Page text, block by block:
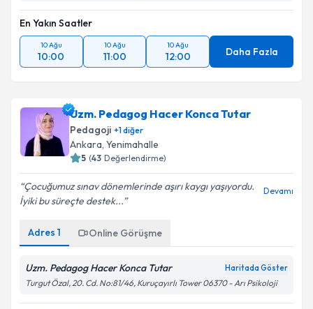
En Yakın Saatler
10 Ağu
10:00
10 Ağu
11:00
10 Ağu
12:00 Daha Fazla
Uzm. Pedagog Hacer Konca Tutar
Pedagoji +1diğer
Ankara, Yenimahalle
5 (43 Değerlendirme)
Çocuğumuz sınav dönemlerinde aşırı kaygı yaşıyordu.
İyiki bu süreçte destek...
Devamı
Adres 1 Online Görüşme
Uzm. Pedagog Hacer Konca Tutar Haritada Göster
Turgut Özal, 20. Cd. No:81/46, Kuruçayırlı Tower 06370 - Arı Psikoloji